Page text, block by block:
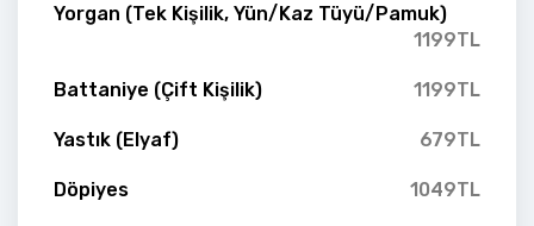
Yorgan (Tek Kişilik, Yün/Kaz Tüyü/Pamuk)
1199TL
Battaniye (Çift Kişilik) 1199TL
Yastık (Elyaf) 679TL
Döpiyes 1049TL